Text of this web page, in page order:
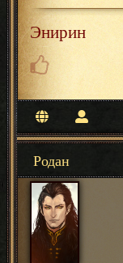
Энирин
Родан